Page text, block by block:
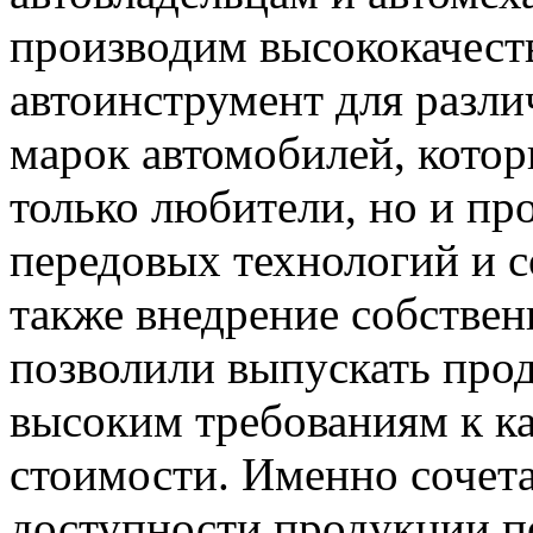
производим
автоинструмент для
марок автомобилей,
только любители, но и
передовых технологий и
также внедрение
позволили выпускать
высоким требованиям к
стоимости. Именно